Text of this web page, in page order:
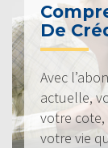
De
Avec
actuelle,
votre
votre vie